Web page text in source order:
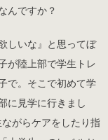
んですか？
しいな』と思ってぼ
が陸上部で学生トレ
で。そこで初めて学
に見学に行きまし
がらケアをしたり指